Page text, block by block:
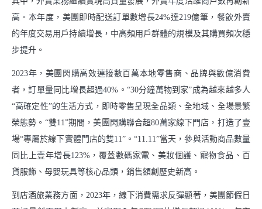
下載中心
高。本年度，美團即時配送訂單數增長24%達219億筆，餐飲外賣
的年度交易用戶持續增長，中高頻用戶群體的規模及其購買頻次穩
步提升。
2023年，美團閃購高效連接數百萬本地零售商、品牌與數億消費
者，訂單量同比增長超過40%。“30分鐘萬物到家”成為越來越多人
“高確定性”的生活方式，即時零售呈現全品類、全地域、全場景繁
榮態勢。“雙11”期間，美團閃購聯合超80萬家線下門店，打造了壹
場“專屬於線下實體門店的雙11”。“11.11”當天，參與活動商品數量
同比上壹年增長123%，覆蓋數碼家電、美妝個護、寵物食品、百
貨服飾、母嬰玩具等核心品類，銷售額創歷史新高。
到店酒旅業務方面，2023年，線下消費需求反彈顯著，美團節假日